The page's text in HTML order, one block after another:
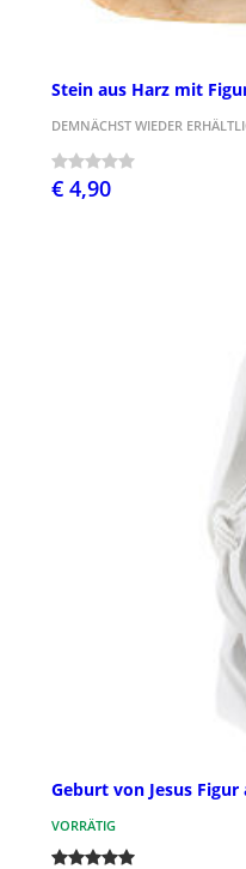
Stein aus Harz mit
DEMNÄCHST WIEDER
€ 4,90
Geburt von Jesus
VORRÄTIG